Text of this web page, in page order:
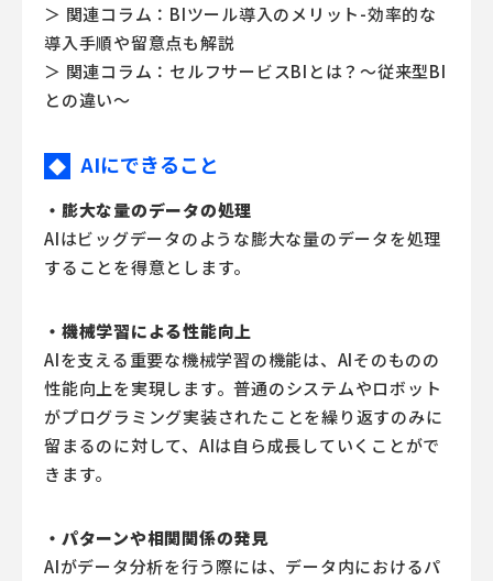
＞ 関連コラム：BIツール導入のメリット-効率的な
導入手順や留意点も解説
＞ 関連コラム：セルフサービスBIとは？～従来型BI
との違い～
◆ AIにできること
・膨大な量のデータの処理
AIはビッグデータのような膨大な量のデータを処理
することを得意とします。
・機械学習による性能向上
AIを支える重要な機械学習の機能は、AIそのものの
性能向上を実現します。普通のシステムやロボット
がプログラミング実装されたことを繰り返すのみに
留まるのに対して、AIは自ら成長していくことがで
きます。
・パターンや相関関係の発見
AIがデータ分析を行う際には、データ内におけるパ